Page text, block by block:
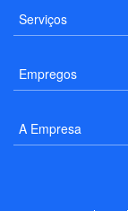
Serviços
Empregos
A Empresa